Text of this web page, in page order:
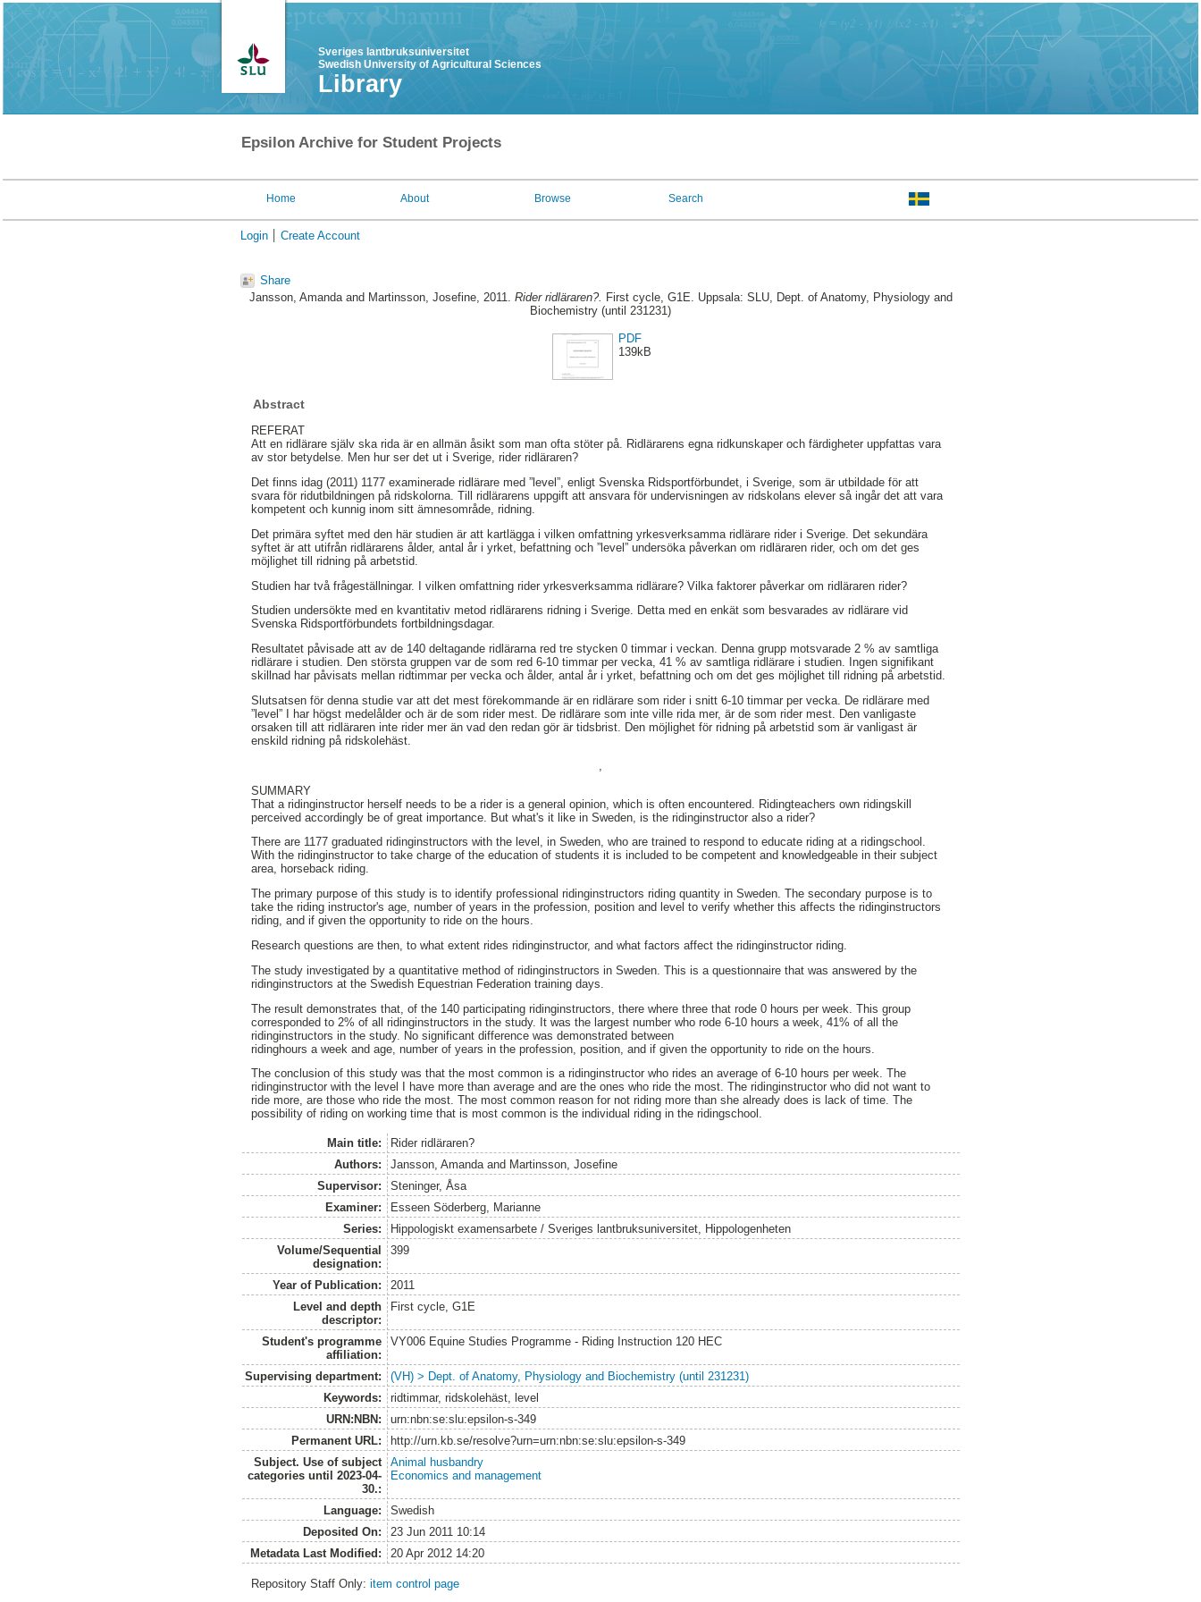
Sveriges lantbruksuniversitet
Swedish University of Agricultural Sciences
Library
Epsilon Archive for Student Projects
Home About Browse Search
Login Create Account
Share
Jansson, Amandaand Martinsson, Josefine, 2011. Rider ridläraren?. First cycle, G1E. Uppsala: SLU, Dept. of Anatomy, Physiology and
Biochemistry (until 231231)
PDF
139kB
Abstract
REFERAT
Att en ridlärare själv ska rida är en allmän åsikt som man ofta stöter på. Ridlärarens egna ridkunskaper och färdigheter uppfattas vara
av stor betydelse. Men hur ser det ut i Sverige, rider ridläraren?
Det finns idag (2011) 1177 examinerade ridlärare med ”level”, enligt Svenska Ridsportförbundet, i Sverige, som är utbildade för att
svara för ridutbildningen på ridskolorna. Till ridlärarens uppgift att ansvara för undervisningen av ridskolans elever så ingår det att vara
kompetent och kunnig inom sitt ämnesområde, ridning.
Det primära syftet med den här studien är att kartlägga i vilken omfattning yrkesverksamma ridlärare rider i Sverige. Det sekundära
syftet är att utifrån ridlärarens ålder, antal år i yrket, befattning och ”level” undersöka påverkan om ridläraren rider, och om det ges
möjlighet till ridning på arbetstid.
Studien har två frågeställningar. I vilken omfattning rider yrkesverksamma ridlärare? Vilka faktorer påverkar om ridläraren rider?
Studien undersökte med en kvantitativ metod ridlärarens ridning i Sverige. Detta med en enkät som besvarades av ridlärare vid
Svenska Ridsportförbundets fortbildningsdagar.
Resultatet påvisade att av de 140 deltagande ridlärarna red tre stycken 0 timmar i veckan. Denna grupp motsvarade 2 % av samtliga
ridlärare i studien. Den största gruppen var de som red 6-10 timmar per vecka, 41 % av samtliga ridlärare i studien. Ingen signifikant
skillnad har påvisats mellan ridtimmar per vecka och ålder, antal år i yrket, befattning och om det ges möjlighet till ridning på arbetstid.
Slutsatsen för denna studie var att det mest förekommande är en ridlärare som rider i snitt 6-10 timmar per vecka. De ridlärare med
”level” I har högst medelålder och är de som rider mest. De ridlärare som inte ville rida mer, är de som rider mest. Den vanligaste
orsaken till att ridläraren inte rider mer än vad den redan gör är tidsbrist. Den möjlighet för ridning på arbetstid som är vanligast är
enskild ridning på ridskolehäst.
SUMMARY
That a ridinginstructor herself needs to be a rider is a general opinion, which is often encountered. Ridingteachers own ridingskill
perceived accordingly be of great importance. But what's it like in Sweden, is the ridinginstructor also a rider?
There are 1177 graduated ridinginstructors with the level, in Sweden, who are trained to respond to educate riding at a ridingschool.
With the ridinginstructor to take charge of the education of students it is included to be competent and knowledgeable in their subject
area, horseback riding.
The primary purpose of this study is to identify professional ridinginstructors riding quantity in Sweden. The secondary purpose is to
take the riding instructor's age, number of years in the profession, position and level to verify whether this affects the ridinginstructors
riding, and if given the opportunity to ride on the hours.
Research questions are then, to what extent rides ridinginstructor, and what factors affect the ridinginstructor riding.
The study investigated by a quantitative method of ridinginstructors in Sweden. This is a questionnaire that was answered by the
ridinginstructors at the Swedish Equestrian Federation training days.
The result demonstrates that, of the 140 participating ridinginstructors, there where three that rode 0 hours per week. This group
corresponded to 2% of all ridinginstructors in the study. It was the largest number who rode 6-10 hours a week, 41% of all the
ridinginstructors in the study. No significant difference was demonstrated between
ridinghours a week and age, number of years in the profession, position, and if given the opportunity to ride on the hours.
The conclusion of this study was that the most common is a ridinginstructor who rides an average of 6-10 hours per week. The
ridinginstructor with the level I have more than average and are the ones who ride the most. The ridinginstructor who did not want to
ride more, are those who ride the most. The most common reason for not riding more than she already does is lack of time. The
possibility of riding on working time that is most common is the individual riding in the ridingschool.
Main title:
Rider ridläraren?
Authors:
Jansson, Amandaand Martinsson, Josefine
Supervisor:
Steninger, Åsa
Examiner:
Esseen Söderberg, Marianne
Series:
Hippologiskt examensarbete / Sveriges lantbruksuniversitet, Hippologenheten
Volume/Sequential
designation:
399
Year of Publication:
2011
Level and depth
descriptor:
First cycle, G1E
Student's programme
affiliation:
VY006 Equine Studies Programme - Riding Instruction 120 HEC
Supervising department:
(VH) > Dept. of Anatomy, Physiology and Biochemistry (until 231231)
Keywords:
ridtimmar, ridskolehäst, level
URN:NBN:
urn:nbn:se:slu:epsilon-s-349
Permanent URL:
http://urn.kb.se/resolve?urn=urn:nbn:se:slu:epsilon-s-349
Subject. Use of subject
categories until 2023-04-
30.:
Animal husbandry
Economics and management
Language:
Swedish
Deposited On:
23 Jun 2011 10:14
Metadata Last Modified:
20 Apr 2012 14:20
Repository Staff Only:item control page